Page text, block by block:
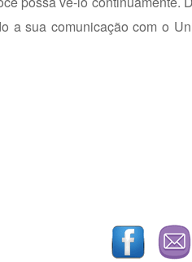
a sua comunicação com o